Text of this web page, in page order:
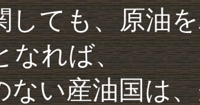
しても、原油
なれば、
ない産油国は